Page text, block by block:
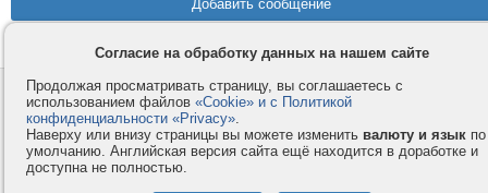
Контакты
Компания
Privacy и Cookie
Услуги
Как оплатить
Помощь
Согласие на обработку данных на нашем сайте
Продолжая просматривать страницу, вы соглашаетесь с
использованием файлов «Cookie» и с Политикой
конфиденциальности «Privacy».
Наверху или внизу страницы вы можете изменить валюту и язык по
умолчанию. Английская версия сайта ещё находится в доработке и
доступна не полностью.